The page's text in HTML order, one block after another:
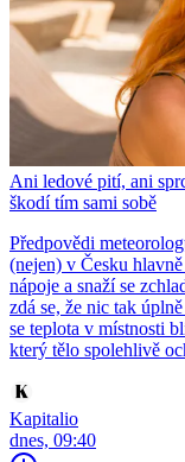
Ani ledové pití, ani
škodí tím sami sobě
Předpovědi
(nejen) v Česku
nápoje a snaží se
zdá se, že nic tak
se teplota v místnosti
který tělo spolehlivě
Kapitalio
dnes, 09:40